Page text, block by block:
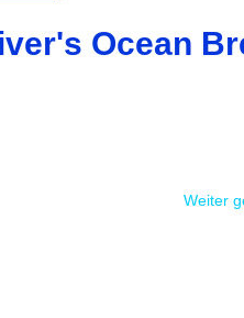
Ocean
Weiter